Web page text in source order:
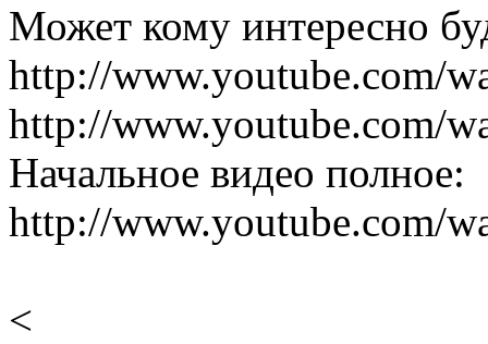
Может кому интересно
http://www.youtube.com/
http://www.youtube.com/
Начальное видео полное:
http://www.youtube.com/
<